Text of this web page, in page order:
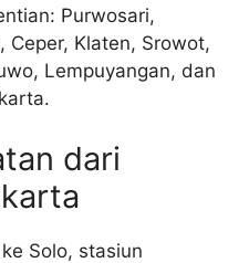
Purwosari,
Ceper, Klaten, Srowot,
Lempuyangan, dan
dari
Solo, stasiun